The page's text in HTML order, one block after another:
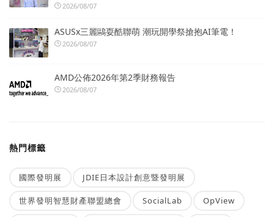
2026/08/07
ASUSx三麗鷗耍酷聯萌 潮玩開學祭搶抱AI筆電！
2026/08/07
AMD公佈2026年第2季財務報告
2026/08/07
熱門標籤
國際發明展 JDIE日本設計創意暨發明展
世界發明智慧財產聯盟總會 SocialLab OpView